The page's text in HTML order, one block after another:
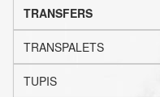
TRANSFERS
TRANSPALETS
TUPIS